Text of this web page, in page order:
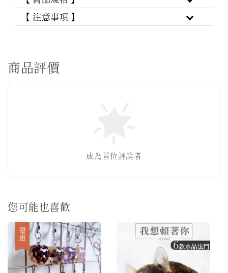
【 注意事項 】
商品評價
成為首位評論者
您可能也喜歡
優惠